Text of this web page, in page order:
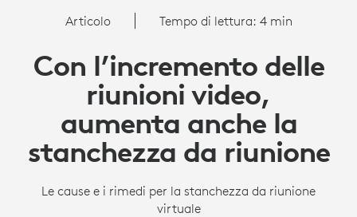
VIDEO,
AUMENTA
ANCHE
STANCHEZZA
DA
RIUNIONE
Articolo Tempo di lettura: 4 min
Con l’incremento delle
riunioni video,
aumenta anche la
stanchezza da riunione
Le cause e i rimedi per la stanchezza da riunione
virtuale